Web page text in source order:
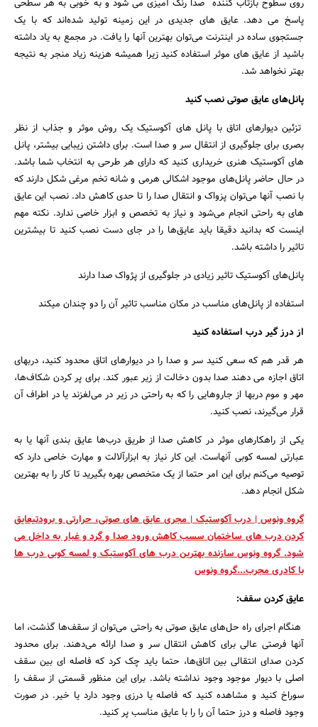
روی سطوح بازتاب کننده صدا رنگ آمیزی می شود و به خوبی به هر سطحی
پاسخ می دهد. عایق های جدیدی در این زمینه تولید شده‌اند که با یک
جستجوی ساده در اینترنت می‌توان بهترین آنها را یافت. در مجمع به یاد داشته
باشید از عایق های موثر استفاده کنید زیرا همیشه هزینه زیاد منجر به نتیجه
بهتر نخواهد شد.
پانل‌های عایق صوتی نصب کنید
تزئین دیوارهای اتاق با پانل های آکوستیک یک روش موثر و جذاب از نظر
بصری برای جلوگیری از انتقال سر و صدا است. برای داشتن زیبایی بیشتر، پانل
های آکوستیک هنری خریداری کنید که دارای هر طرحی به انتخاب شما باشد.
در حال حاضر پانل‌های موجود اشکالی هرمی و شانه تخم مرغی شکل دارند که
با نصب آنها می‌توان پزواک و انتقال صدا را تا حدی کاهش داد. نصب این عایق
های به راحتی انجام می‌شود و نیاز به تخصص و ابزار خاصی ندارد. نکته مهم
اینست که بدانید دقیقا باید عایق‌ها را در جای دست نصب کنید تا بیشترین
تاثیر را داشته باشد.
پانل‌های آکوستیک تاثیر زیادی در جلوگیری از پژواک صدا دارند
استفاده از پانل‌های مناسب در مکان مناسب تاثیر آن را دو چندان میکند
از درز گیر درب استفاده کنید
هر قدر هم که سعی کنید سر و صدا را در دیوارهای اتاق محدود کنید، دربهای
اتاق اجازه می دهند صدا بدون دخالت از زیر عبور کند. برای پر کردن شکاف‌ها،
مهر و موم دربها از جاروهایی را که به راحتی در زیر در می‌لغزند یا در اطراف آن
قرار می‌گیرند، نصب کنید.
یکی از راهکارهای موثر در کاهش صدا از طریق درب‌ها عایق بندی آنها یا به
عبارتی لمسه کوبی آنهاست. این کار نیاز به ابزارآلالت و مهارت خاصی دارد که
توصیه می‌کنم برای این امر حتما از یک متخصص بهره بگیرید تا کار را به بهترین
شکل انجام دهد.
گروه ونوس | درب آکوستیک | مجری عایق های صوتی، حرارتی و برودتیعایق
کردن درب های ساختمان سسب کاهش ورود صدا و گرد و غبار به داخل می
شود. گروه ونوس سازنده بهترین درب های آکوستیک و لمسه کوبی درب ها
با کادری مجرب...گروه ونوس
عایق کردن سقف:
هنگام اجرای راه حل‌های عایق صوتی به راحتی می‌توان از سقف‌ها گذشت، اما
آنها فرصتی عالی برای کاهش انتقال سر و صدا ارائه می‌دهند. برای محدود
کردن صدای انتقالی بین اتاق‌ها، حتما باید چک کرد که فاصله ای بین سقف
اصلی با دیوار موجود وجود نداشته باشد. برای این منظور قسمتی از سقف را
سوراخ کنید و مشاهده کنید که فاصله یا درزی وجود دارد یا خیر. در صورت
وجود فاصله و درز حتما آن را را با عایق مناسب پر کنید.